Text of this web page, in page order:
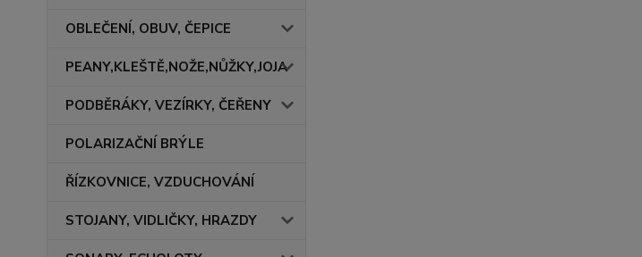
OBLEČENÍ, OBUV, ČEPICE
PEANY,KLEŠTĚ,NOŽE,NŮŽKY,JOJA
PODBĚRÁKY, VEZÍRKY, ČEŘENY
POLARIZAČNÍ BRÝLE
ŘÍZKOVNICE, VZDUCHOVÁNÍ
STOJANY, VIDLIČKY, HRAZDY